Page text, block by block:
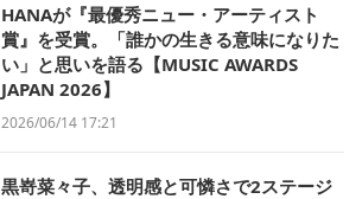
HANAが『最優秀ニュー・アーティスト
賞』を受賞。「誰かの生きる意味になりた
い」と思いを語る【MUSIC AWARDS
JAPAN 2026】
2026/06/14 17:21
黒嵜菜々子、透明感と可憐さで2ステージ